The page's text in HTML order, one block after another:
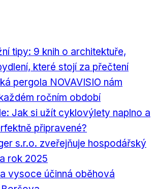
tipy: 9 knih o architektuře,
které stojí za přečtení
pergola NOVAVISIO nám
ročním období
Jak si užít cyklovýlety naplno a
připravené?
s.r.o. zveřejňuje hospodářský
rok 2025
vysoce účinná oběhová